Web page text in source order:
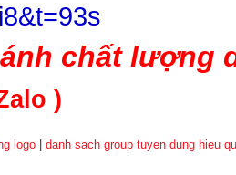
chất lượng
)
logo danh sach group tuyen dung hieu